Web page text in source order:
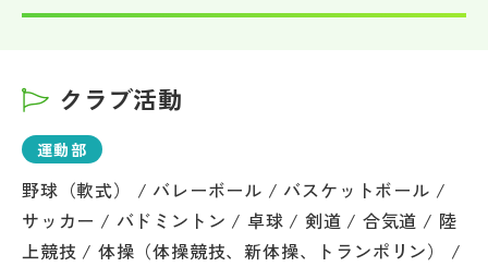
クラブ活動
運動部
野球（軟式） / バレーボール / バスケットボール /
サッカー / バドミントン / 卓球 / 剣道 / 合気道 / 陸
上競技 / 体操（体操競技、新体操、トランポリン） /